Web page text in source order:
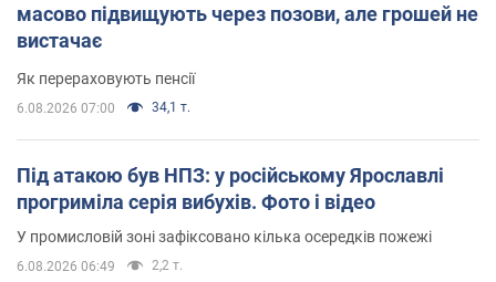
масово підвищують через позови, але грошей не
вистачає
Як перераховують пенсії
6.08.2026 07:00 34,1 т.
Під атакою був НПЗ: у російському Ярославлі
прогриміла серія вибухів. Фото і відео
У промисловій зоні зафіксовано кілька осередків пожежі
6.08.2026 06:49 2,2 т.